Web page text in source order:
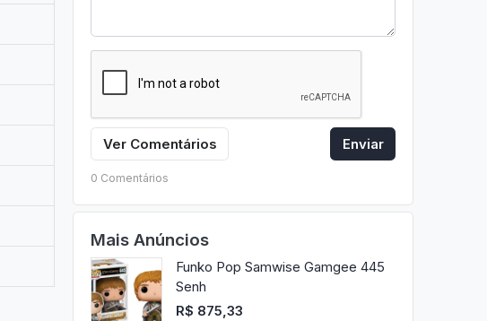
Ver Comentários Enviar
0 Comentários
Mais Anúncios
Funko Pop Samwise Gamgee 445
Senh
R$ 875,33